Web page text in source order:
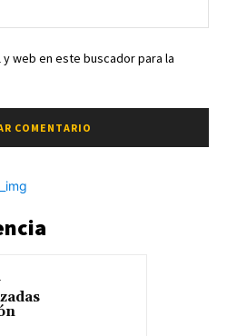
web en este buscador para la